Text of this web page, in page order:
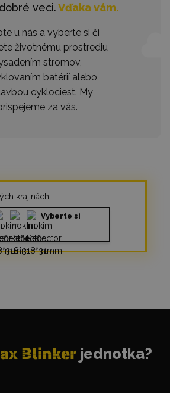
veci.Vďaka vám.
u nás a vyberte si či
životnému prostrediu
stromov,
batérií alebo
cyklociest. My
za vás.
krajinách:
Vyberte si
Blinker jednotka?